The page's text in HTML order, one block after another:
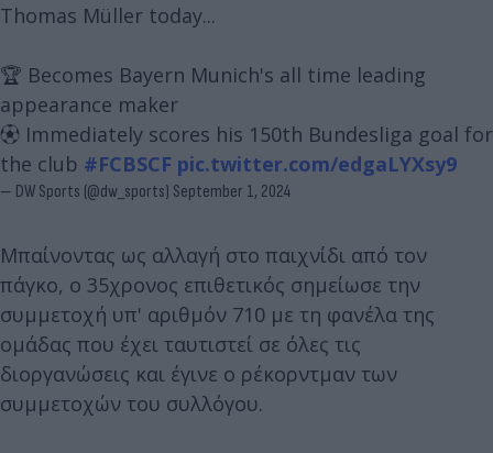
Thomas Müller today...
🏆 Becomes Bayern Munich's all time leading
appearance maker
⚽︎ Immediately scores his 150th Bundesliga goal for
the club #FCBSCF pic.twitter.com/edgaLYXsy9
— DW Sports (@dw_sports) September 1, 2024
Μπαίνοντας ως αλλαγή στο παιχνίδι από τον
πάγκο, ο 35χρονος επιθετικός σημείωσε την
συμμετοχή υπ' αριθμόν 710 με τη φανέλα της
ομάδας που έχει ταυτιστεί σε όλες τις
διοργανώσεις και έγινε ο ρέκορντμαν των
συμμετοχών του συλλόγου.